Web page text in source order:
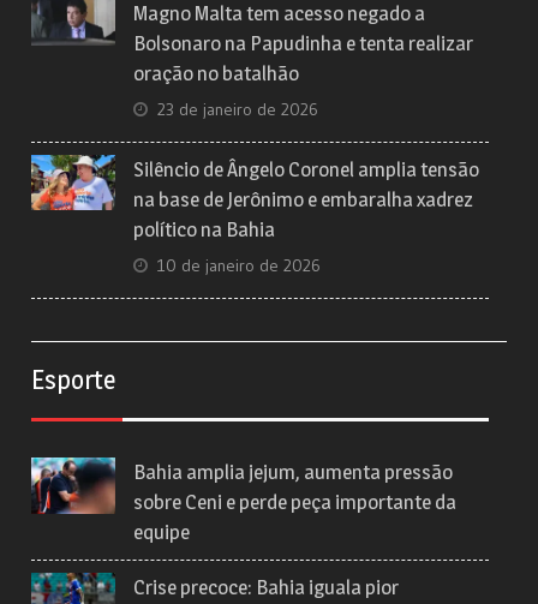
Magno Malta tem acesso negado a
Bolsonaro na Papudinha e tenta realizar
oração no batalhão
23 de janeiro de 2026
Silêncio de Ângelo Coronel amplia tensão
na base de Jerônimo e embaralha xadrez
político na Bahia
10 de janeiro de 2026
Esporte
Bahia amplia jejum, aumenta pressão
sobre Ceni e perde peça importante da
equipe
Crise precoce: Bahia iguala pior